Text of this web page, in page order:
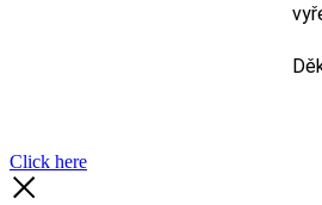
Click here